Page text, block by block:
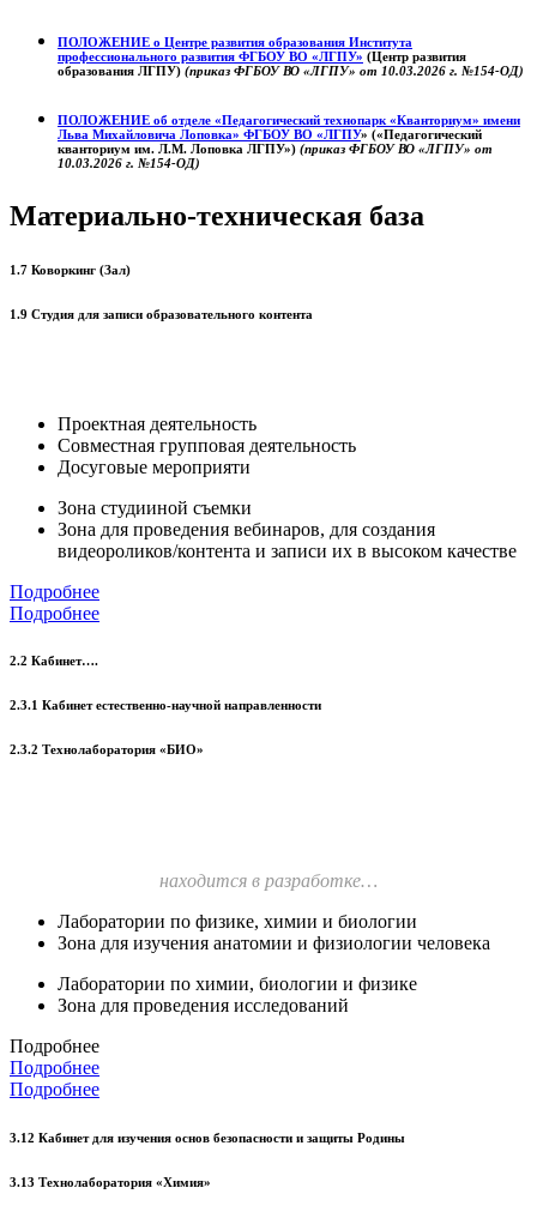
ПОЛОЖЕНИЕ о Центре развития образования Института
профессионального развития ФГБОУ ВО «ЛГПУ» (Центр развития
образования ЛГПУ) (приказ ФГБОУ ВО «ЛГПУ» от 10.03.2026 г. №154-ОД)
ПОЛОЖЕНИЕ об отделе «Педагогический технопарк «Кванториум» имени
Льва Михайловича Лоповка» ФГБОУ ВО «ЛГПУ» («Педагогический
кванториум им. Л.М. Лоповка ЛГПУ») (приказ ФГБОУ ВО «ЛГПУ» от
10.03.2026 г. №154-ОД)
Материально-техническая база
1.7 Коворкинг (Зал)
1.9 Студия для записи образовательного контента
Проектная деятельность
Совместная групповая деятельность
Досуговые мероприяти
Зона студииной съемки
Зона для проведения вебинаров, для создания
видеороликов/контента и записи их в высоком качестве
Подробнее
Подробнее
2.2 Кабинет….
2.3.1 Кабинет естественно-научной направленности
2.3.2 Технолаборатория «БИО»
находится в разработке…
Лаборатории по физике, химии и биологии
Зона для изучения анатомии и физиологии человека
Лаборатории по химии, биологии и физике
Зона для проведения исследований
Подробнее
Подробнее
Подробнее
3.12 Кабинет для изучения основ безопасности и защиты Родины
3.13 Технолаборатория «Химия»